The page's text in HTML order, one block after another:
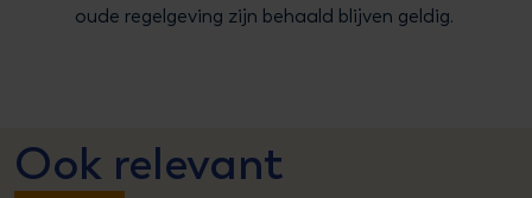
oude regelgeving zijn behaald blijven geldig.
Ook relevant